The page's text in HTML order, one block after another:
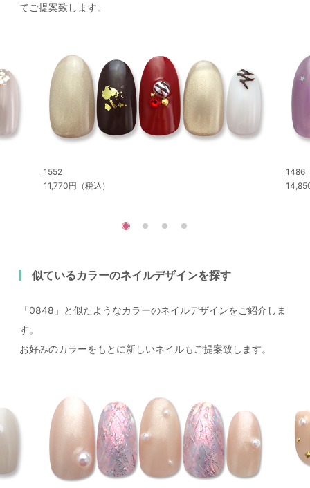
てご提案致します。
1552
11,770円（税込）
1486
似ているカラーのネイルデザインを探す
「0848」と似たようなカラーのネイルデザインをご紹介しま
す。
お好みのカラーをもとに新しいネイルもご提案致します。